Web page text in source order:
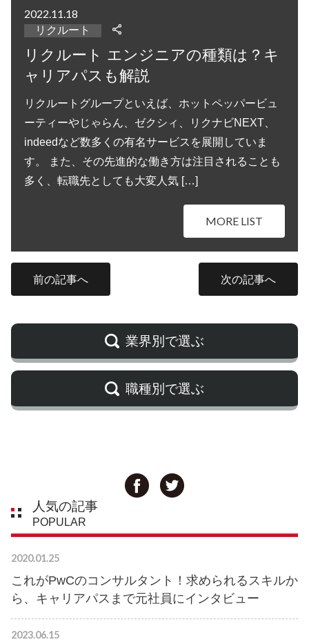
2022.11.18
リクルート
リクルート エンジニアの種類は？キ
ャリアパスも解説
リクルートグループといえば、ホットペッパービュ
ーティーやじゃらん、ゼクシィ、リクナビNEXT、
indeedなど数多くの有名サービスを展開していま
す。 また、その先進的な働き方は注目されることも
多く、転職先としても大変人気 […]
MORE LIST
前の記事へ 次の記事へ
業界別で選ぶ
職種別で選ぶ
人気の記事
POPULAR
2020.01.25
これがPwCのコンサルタント！求められるスキルか
ら、キャリアパスまで元社員にインタビュー
2023.06.15